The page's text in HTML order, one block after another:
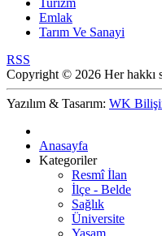
Turizm
Emlak
Tarım Ve Sanayi
RSS
Copyright © 2026 Her hakkı
Yazılım & Tasarım: WK
Anasayfa
Kategoriler
Resmî İlan
İlçe - Belde
Sağlık
Üniversite